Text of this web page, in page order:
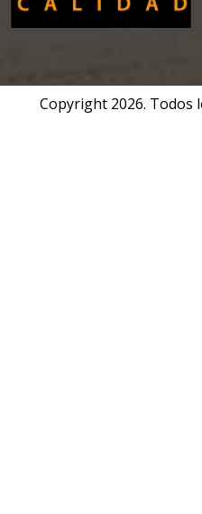
Copyright 2026. Todos